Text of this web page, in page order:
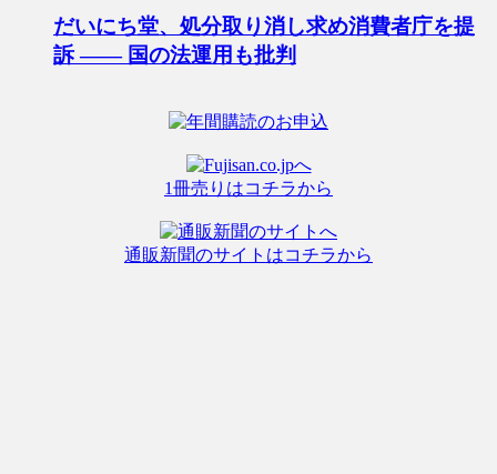
だいにち堂、処分取り消し求め消費者庁を提
訴 ―― 国の法運用も批判
1冊売りはコチラから
通販新聞のサイトはコチラから